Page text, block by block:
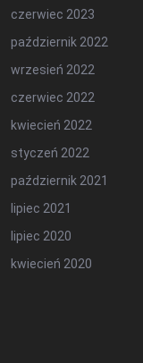
czerwiec 2023
październik 2022
wrzesień 2022
czerwiec 2022
kwiecień 2022
styczeń 2022
październik 2021
lipiec 2021
lipiec 2020
kwiecień 2020